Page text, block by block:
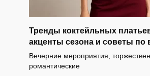
Тренды коктейльных
акценты сезона и советы по
Вечерние мероприятия,
романтические